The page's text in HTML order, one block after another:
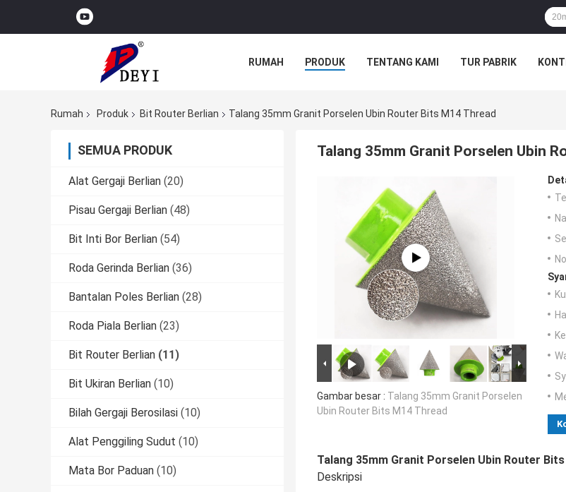
RUMAH PRODUK TENTANG KAMI TUR PABRIK
Rumah Produk Bit Router Berlian Talang 35mm Granit Porselen Ubin Router Bits M14 Thread
SEMUA PRODUK
Alat Gergaji Berlian (20)
Pisau Gergaji Berlian (48)
Bit Inti Bor Berlian (54)
Roda Gerinda Berlian (36)
Bantalan Poles Berlian (28)
Roda Piala Berlian (23)
Bit Router Berlian (11)
Bit Ukiran Berlian (10)
Bilah Gergaji Berosilasi (10)
Alat Penggiling Sudut (10)
Mata Bor Paduan (10)
Talang 35mm Granit Porselen Ubin
Gambar besar : Talang 35mm Granit Porselen
Ubin Router Bits M14 Thread
Talang 35mm Granit Porselen Ubin Router
Deskripsi